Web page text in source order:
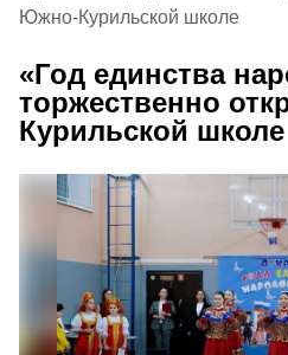
Южно-Курильской школе
«Год единства
торжественно
Курильской школе